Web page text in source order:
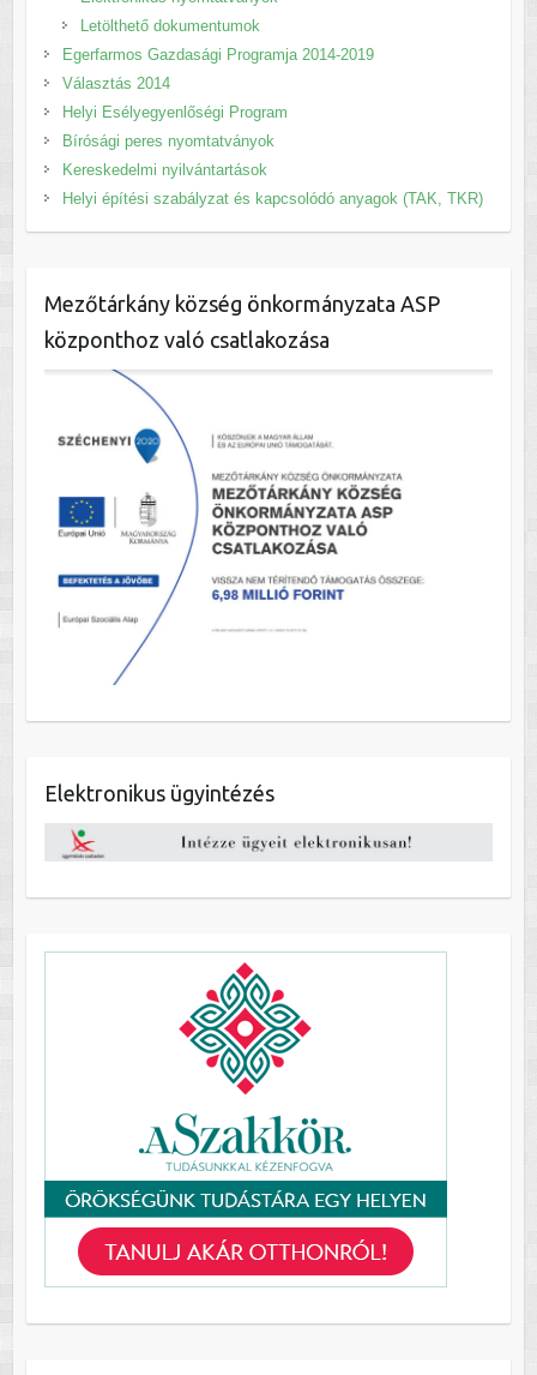
Letölthető dokumentumok
Egerfarmos Gazdasági Programja 2014-2019
Választás 2014
Helyi Esélyegyenlőségi Program
Bírósági peres nyomtatványok
Kereskedelmi nyilvántartások
Helyi építési szabályzat és kapcsolódó anyagok (TAK, TKR)
Mezőtárkány község önkormányzata ASP
központhoz való csatlakozása
Elektronikus ügyintézés